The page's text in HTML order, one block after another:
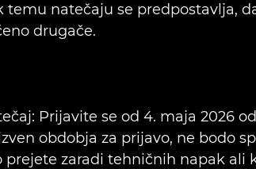
temu natečaju se predpostavlja,
drugače.
Prijavite se od 4. maja 2026
obdobja za prijavo, ne bodo
prejete zaradi tehničnih napak ali